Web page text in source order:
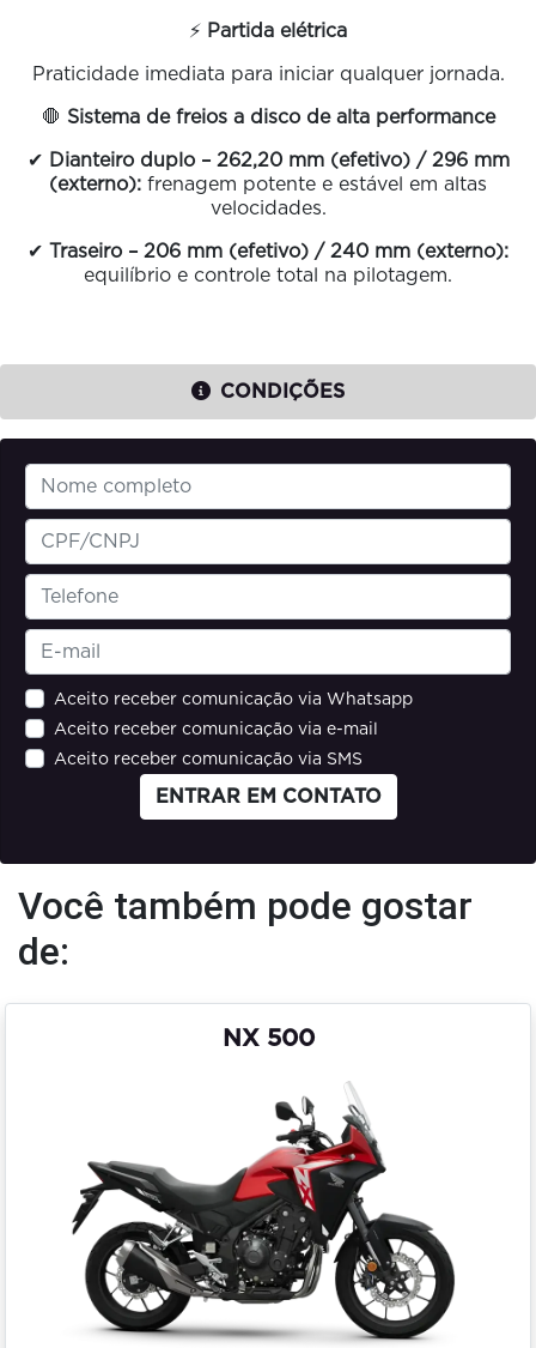
⚡ Partida elétrica
Praticidade imediata para iniciar qualquer jornada.
🛑 Sistema de freios a disco de alta performance
✔ Dianteiro duplo – 262,20 mm (efetivo) / 296 mm
(externo): frenagem potente e estável em altas
velocidades.
✔ Traseiro – 206 mm (efetivo) / 240 mm (externo):
equilíbrio e controle total na pilotagem.
CONDIÇÕES
Aceito receber comunicação via Whatsapp
Aceito receber comunicação via e-mail
Aceito receber comunicação via SMS
ENTRAR EM CONTATO
Você também pode gostar
de:
NX 500